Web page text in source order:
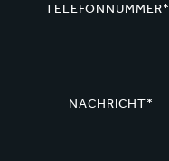
TELEFONNUMMER*
NACHRICHT*